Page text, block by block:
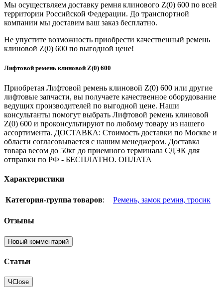
Мы осуществляем доставку ремня клинового Z(0) 600 по всей
территории Российской Федерации. До транспортной
компании мы доставим ваш заказ бесплатно.
Не упустите возможность приобрести качественный ремень
клиновой Z(0) 600 по выгодной цене!
Лифтовой ремень клиновой Z(0) 600
Приобретая Лифтовой ремень клиновой Z(0) 600 или другие
лифтовые запчасти, вы получаете качественное оборудование
ведущих производителей по выгодной цене. Наши
консультанты помогут выбрать Лифтовой ремень клиновой
Z(0) 600 и проконсультируют по любому товару из нашего
ассортимента. ДОСТАВКА: Стоимость доставки по Москве и
области согласовывается с нашим менеджером. Доставка
товара весом до 50кг до приемного терминала СДЭК для
отправки по РФ - БЕСПЛАТНО. ОПЛАТА
Характеристики
Категория-группа товаров: Ремень, замок ремня, тросик
Отзывы
Новый комментарий
Статьи
ЧClose